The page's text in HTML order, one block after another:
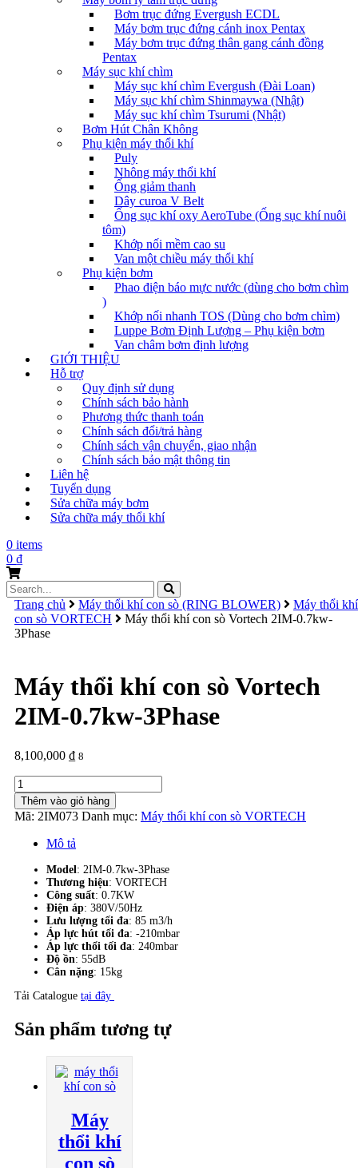
Bơm trục đứng Evergush ECDL
Máy bơm trục đứng cánh inox Pentax
Máy bơm trục đứng thân gang cánh đồng
Pentax
Máy sục khí chìm
Máy sục khí chìm Evergush (Đài Loan)
Máy sục khí chìm Shinmaywa (Nhật)
Máy sục khí chìm Tsurumi (Nhật)
Bơm Hút Chân Không
Phụ kiện máy thổi khí
Puly
Nhông máy thổi khí
Ống giảm thanh
Dây curoa V Belt
Ống sục khí oxy AeroTube (Ống sục khí nuôi
tôm)
Khớp nối mềm cao su
Van một chiều máy thổi khí
Phụ kiện bơm
Phao điện báo mực nước (dùng cho bơm chìm
)
Khớp nối nhanh TOS (Dùng cho bơm chìm)
Luppe Bơm Định Lượng – Phụ kiện bơm
Van châm bơm định lượng
GIỚI THIỆU
Hỗ trợ
Quy định sử dụng
Chính sách bảo hành
Phương thức thanh toán
Chính sách đổi/trả hàng
Chính sách vận chuyển, giao nhận
Chính sách bảo mật thông tin
Liên hệ
Tuyển dụng
Sửa chữa máy bơm
Sửa chữa máy thổi khí
0 items
0 ₫
Search
for:Trang chủ Máy thổi khí con sò (RING BLOWER)
Máy thổi khí
con sò VORTECH
Máy thổi khí con sò Vortech 2IM-0.7kw-
3Phase
Máy thổi khí con sò Vortech
2IM-0.7kw-3Phase
8,100,000 ₫ 8
Máy
thổi
khí
con
Vortech
2IM-
0.7kw-
3Phase
lượng
Thêm vào giỏ hàng
Mã: 2IM073 Danh mục: Máy thổi khí con sò VORTECH
Mô tả
Model : 2IM-0.7kw-3Phase
Thương hiệu: VORTECH
Công suất: 0.7KW
Điện áp: 380V/50Hz
Lưu lượng tối đa: 85 m3/h
Áp lực hút tối đa: -210mbar
Áp lực thổi tối đa: 240mbar
Độ ồn: 55dB
Cân nặng: 15kg
Tải Catalogue tại đây
Sản phẩm tương tự
Máy
thổi khí
con sò